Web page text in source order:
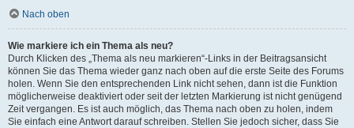
Nach oben
Wie markiere ich ein Thema als neu?
Durch Klicken des „Thema als neu markieren“-Links in der Beitragsansicht
können Sie das Thema wieder ganz nach oben auf die erste Seite des Forums
holen. Wenn Sie den entsprechenden Link nicht sehen, dann ist die Funktion
möglicherweise deaktiviert oder seit der letzten Markierung ist nicht genügend
Zeit vergangen. Es ist auch möglich, das Thema nach oben zu holen, indem
Sie einfach eine Antwort darauf schreiben. Stellen Sie jedoch sicher, dass Sie